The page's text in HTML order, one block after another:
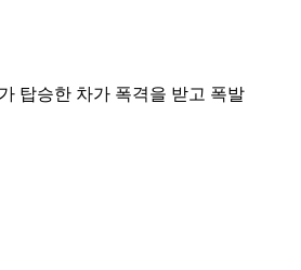
탑승한 차가 폭격을 받고 폭발